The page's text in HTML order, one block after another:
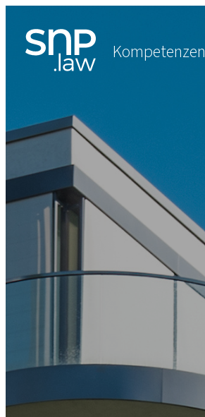
Kompetenzen